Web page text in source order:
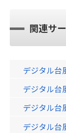
関連サ
デジタル台
デジタル台
デジタル台
デジタル台